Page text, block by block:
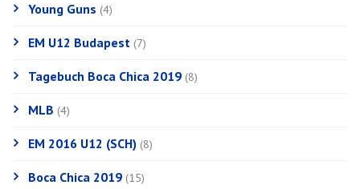
Young Guns (4)
EM U12 Budapest (7)
Tagebuch Boca Chica 2019 (8)
MLB (4)
EM 2016 U12 (SCH) (8)
Boca Chica 2019 (15)